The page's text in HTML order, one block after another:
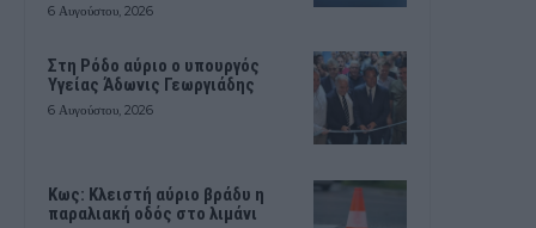
6 Αυγούστου, 2026
Στη Ρόδο αύριο ο υπουργός
Υγείας Άδωνις Γεωργιάδης
6 Αυγούστου, 2026
Κως: Κλειστή αύριο βράδυ η
παραλιακή οδός στο λιμάνι